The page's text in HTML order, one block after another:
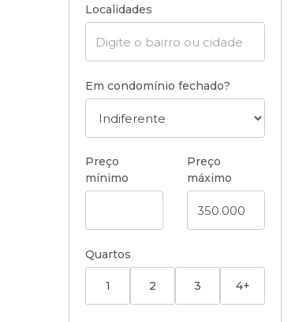
Localidades
Em condomínio fechado?
Preço
mínimo
Preço
máximo
Quartos
1 2 3 4+